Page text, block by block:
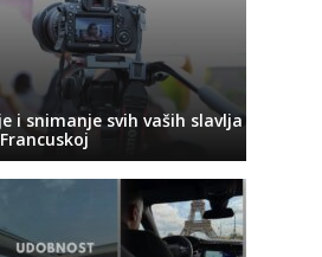
i snimanje svih vaših slavlja